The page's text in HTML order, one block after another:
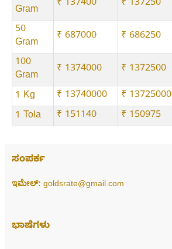
Gram
₹ 137400 ₹ 137250
50
Gram
₹ 687000 ₹ 686250
100
Gram
₹ 1374000 ₹ 1372500
1 Kg ₹ 13740000 ₹ 13725000
1 Tola
₹ 151140 ₹ 150975
ಸಂಪರ್ಕ
ಇಮೇಲ್: goldsrate@gmail.com
ಭಾಷೆಗಳು